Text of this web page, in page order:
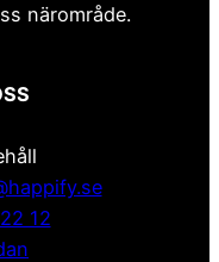
närområde.
12